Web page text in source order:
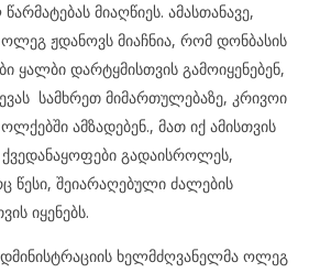
მიაღწიეს. ამასთანავე,
ჟდანოვს მიაჩნია, რომ დონბასის
ყალბი დარტყმისთვის გამოიყენებენ,
სამხრეთ მიმართულებაზე, კრივოი
ამზადებენ., მათ იქ ამისთვის
გადაისროლეს,
შეიარაღებული ძალების
იყენებს.
ხელმძღვანელმა ოლეგ